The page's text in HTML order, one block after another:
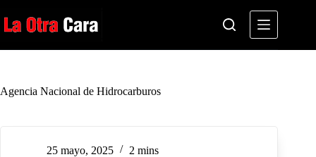
al
contenido
Agencia Nacional de Hidrocarburos
25 mayo, 2025 2 mins